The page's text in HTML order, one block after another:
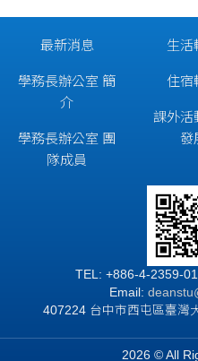
最新消息
學務長辦公室 簡
介
學務長辦公室 團
隊成員
生活
住宿
課外活
發
TEL: +886-4-2359-
Email:
407224 台中市西屯區臺灣
2026 © All